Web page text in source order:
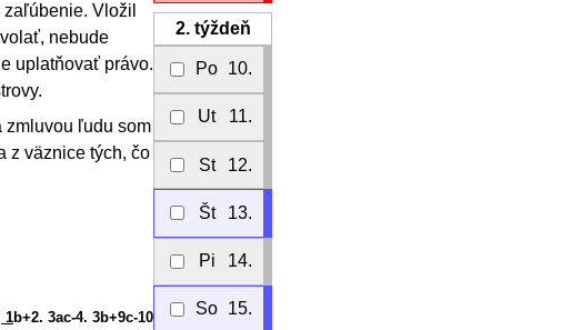
Vložil
nebude
uplatňovať právo.
zmluvou ľudu som
z väznice tých, čo
1b+2. 3ac-4. 3b+9c-10
2.týždeň
Po 10.
Ut 11.
St 12.
Št 13.
Pi 14.
So 15.